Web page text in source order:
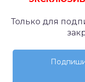
Только для